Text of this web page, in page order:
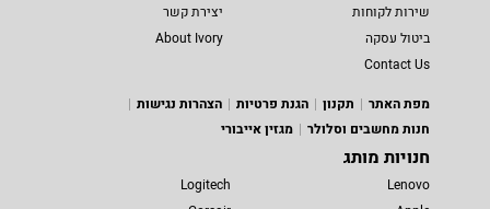
שירות לקוחות
יצירת קשר
ביטול עסקה
About Ivory
Contact Us
מפת האתר
תקנון הגנת פרטיות
הצהרות נגישות
חנות מחשבים וסלולר
מגזין אייבורי
חנויות מותג
Lenovo
Logitech